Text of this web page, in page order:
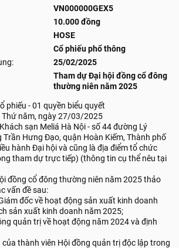
VN000000GEX5
10.000 đồng
HOSE
Cổ phiếu phổ thông
25/02/2025
Tham dự Đại hội đồng cổ đông
thường niên năm 2025
phiếu - 01 quyền biểu quyết
Thứ năm, ngày 27/03/2025
sạn Meliá Hà Nội - số 44 đường Lý
Hưng Đạo, quận Hoàn Kiếm, Thành phố
hành Đại hội và cũng là địa điểm tổ chức
tham dự trực tiếp) (thông tin cụ thể nêu tại
đồng cổ đông thường niên năm 2025 thảo
vấn đề sau:
đốc về hoạt động sản xuất kinh doanh
sản xuất kinh doanh năm 2025;
quản trị về hoạt động năm 2024 và định
thành viên Hội đồng quản trị độc lập trong